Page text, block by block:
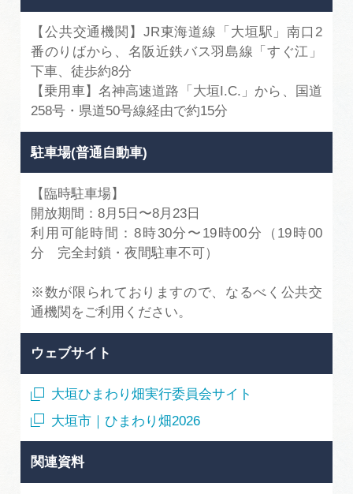
【公共交通機関】JR東海道線「大垣駅」南口2
番のりばから、名阪近鉄バス羽島線「すぐ江」
下車、徒歩約8分
【乗用車】名神高速道路「大垣I.C.」から、国道
258号・県道50号線経由で約15分
駐車場(普通自動車)
【臨時駐車場】
開放期間：8月5日〜8月23日
利用可能時間：8時30分〜19時00分（19時00
分 完全封鎖・夜間駐車不可）
※数が限られておりますので、なるべく公共交
通機関をご利用ください。
ウェブサイト
大垣ひまわり畑実行委員会サイト
大垣市｜ひまわり畑2026
関連資料